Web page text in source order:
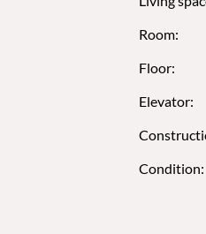
Room:
Floor:
Elevator:
Condition: